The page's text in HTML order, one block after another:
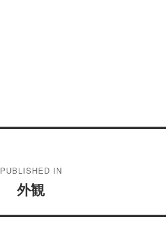
PUBLISHED IN
外観